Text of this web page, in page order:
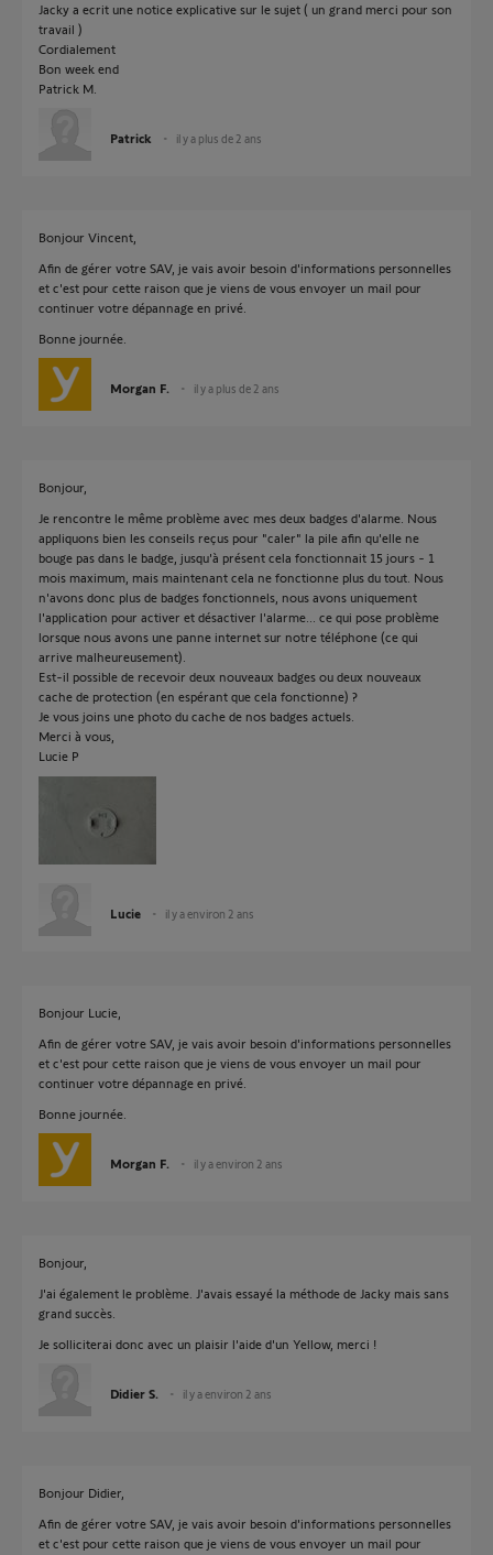
Jacky a ecrit une notice explicative sur le sujet ( un grand merci pour son
travail )
Cordialement
Bon week end
Patrick M.
Patrick il y a plus de 2 ans
Bonjour Vincent,
Afin de gérer votre SAV, je vais avoir besoin d'informations personnelles
et c'est pour cette raison que je viens de vous envoyer un mail pour
continuer votre dépannage en privé.
Bonne journée.
Morgan F. il y a plus de 2 ans
Bonjour,
Je rencontre le même problème avec mes deux badges d'alarme. Nous
appliquons bien les conseils reçus pour "caler" la pile afin qu'elle ne
bouge pas dans le badge, jusqu'à présent cela fonctionnait 15 jours - 1
mois maximum, mais maintenant cela ne fonctionne plus du tout. Nous
n'avons donc plus de badges fonctionnels, nous avons uniquement
l'application pour activer et désactiver l'alarme... ce qui pose problème
lorsque nous avons une panne internet sur notre téléphone (ce qui
arrive malheureusement).
Est-il possible de recevoir deux nouveaux badges ou deux nouveaux
cache de protection (en espérant que cela fonctionne) ?
Je vous joins une photo du cache de nos badges actuels.
Merci à vous,
Lucie P
Lucie il y a environ 2 ans
Bonjour Lucie,
Afin de gérer votre SAV, je vais avoir besoin d'informations personnelles
et c'est pour cette raison que je viens de vous envoyer un mail pour
continuer votre dépannage en privé.
Bonne journée.
Morgan F. il y a environ 2 ans
Bonjour,
J'ai également le problème. J'avais essayé la méthode de Jacky mais sans
grand succès.
Je solliciterai donc avec un plaisir l'aide d'un Yellow, merci !
Didier S. il y a environ 2 ans
Bonjour Didier,
Afin de gérer votre SAV, je vais avoir besoin d'informations personnelles
et c'est pour cette raison que je viens de vous envoyer un mail pour